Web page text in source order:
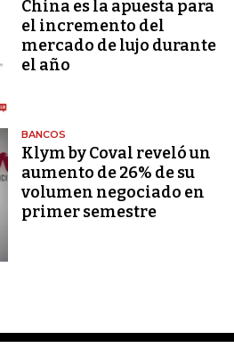
China es la apuesta para
el incremento del
mercado de lujo durante
el año
BANCOS
Klym by Coval reveló un
aumento de 26% de su
volumen negociado en
primer semestre